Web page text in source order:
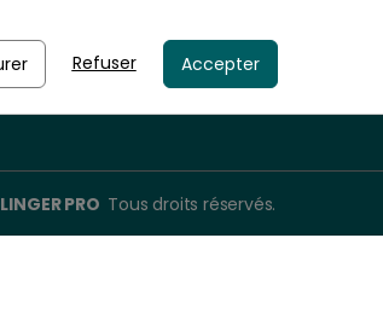
PRO Tous droits réservés.
Refuser Accepter